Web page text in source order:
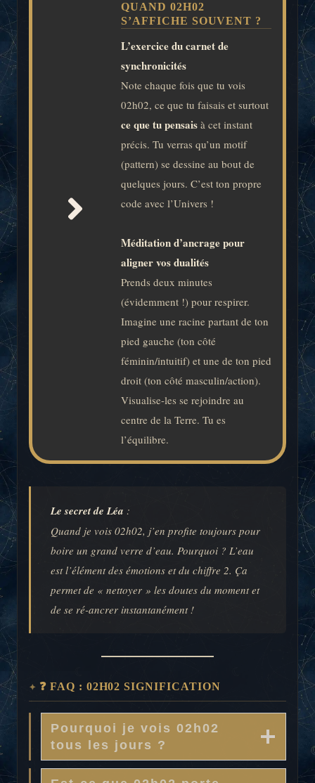
QUAND 02H02
S’AFFICHE SOUVENT ?
L’exercice du carnet de
synchronicités
Note chaque fois que tu vois
02h02, ce que tu faisais et surtout
ce que tu pensais à cet instant
précis. Tu verras qu’un motif
(pattern) se dessine au bout de
quelques jours. C’est ton propre
code avec l’Univers !
Méditation d’ancrage pour
aligner vos dualités
Prends deux minutes
(évidemment !) pour respirer.
Imagine une racine partant de ton
pied gauche (ton côté
féminin/intuitif) et une de ton pied
droit (ton côté masculin/action).
Visualise-les se rejoindre au
centre de la Terre. Tu es
l’équilibre.
Le secret de Léa :
Quand je vois 02h02, j’en profite toujours pour
boire un grand verre d’eau. Pourquoi ? L’eau
est l’élément des émotions et du chiffre 2. Ça
permet de « nettoyer » les doutes du moment et
de se ré-ancrer instantanément !
❓ FAQ : 02H02 SIGNIFICATION
Pourquoi je vois 02h02
tous les jours ?